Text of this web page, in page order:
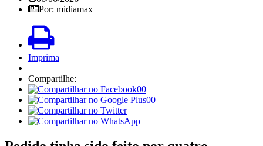
Por: midiamax
Imprima
|
Compartilhe:
00
00